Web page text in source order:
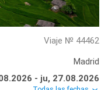
Viaje № 44462
Madrid
- ju, 27.08.2026